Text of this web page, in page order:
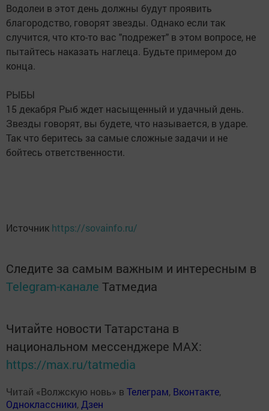
Водолеи в этот день должны будут проявить
благородство, говорят звезды. Однако если так
случится, что кто-то вас "подрежет" в этом вопросе, не
пытайтесь наказать наглеца. Будьте примером до
конца.
РЫБЫ
15 декабря Рыб ждет насыщенный и удачный день.
Звезды говорят, вы будете, что называется, в ударе.
Так что беритесь за самые сложные задачи и не
бойтесь ответственности.
Источник https://sovainfo.ru/
Следите за самым важным и интересным в
Telegram-канале Татмедиа
Читайте новости Татарстана в
национальном мессенджере MАХ:
https://max.ru/tatmedia
Читай «Волжскую новь» в Телеграм, Вконтакте,
Одноклассники, Дзен